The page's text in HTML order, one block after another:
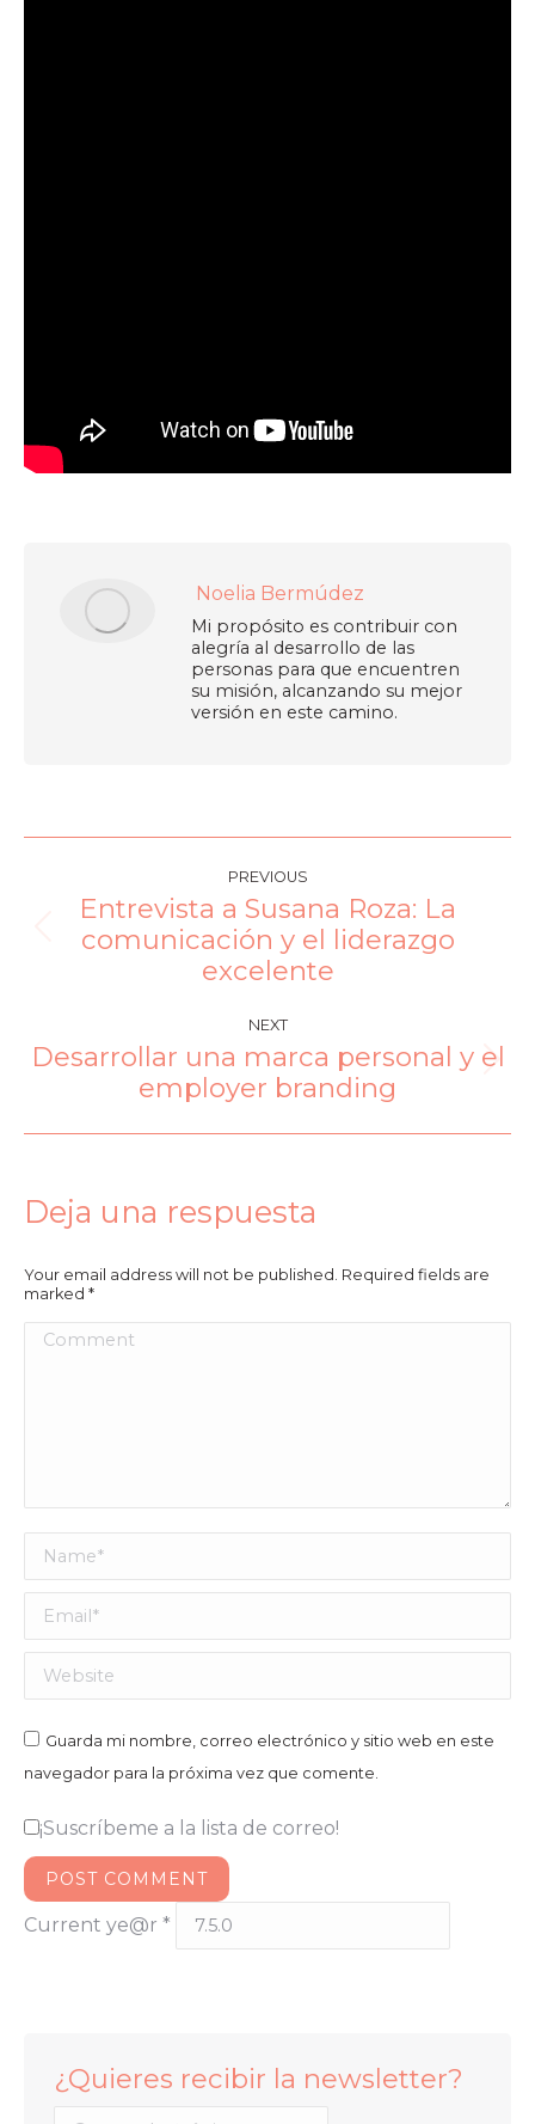
Noelia Bermúdez
Mi propósito es contribuir con
alegría al desarrollo de las
personas para que encuentren
su misión, alcanzando su mejor
versión en este camino.
PREVIOUS
Entrevista a Susana Roza: La
comunicación y el liderazgo
excelente
NEXT
Desarrollar una marca personal y el
employer branding
Deja una respuesta
Your email address will not be published. Required fields are
marked *
Comment
Name *
Email *
Website
Guarda mi nombre, correo electrónico y sitio web en este
navegador para la próxima vez que comente.
¡Suscríbeme a la lista de correo!
POST COMMENT
Current ye@r *
¿Quieres recibir la newsletter?